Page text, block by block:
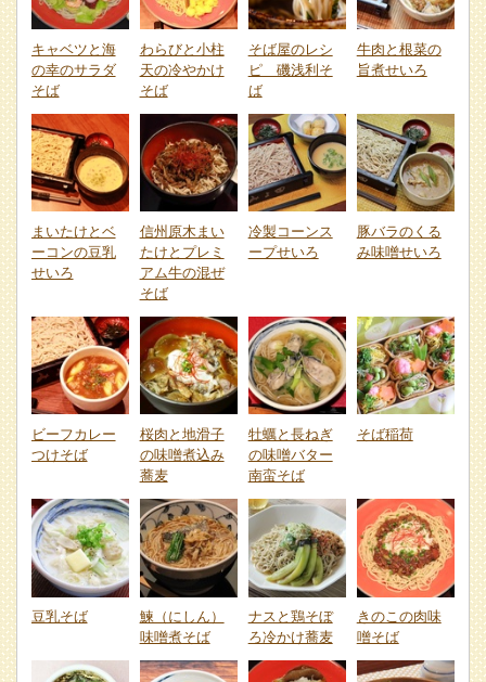
キャベツと海
の幸のサラダ
そば
わらびと小柱
天の冷やかけ
そば
そば屋のレシ
ピ 磯浅利そ
ば
牛肉と根菜の
旨煮せいろ
まいたけとベ
ーコンの豆乳
せいろ
信州原木まい
たけとプレミ
アム牛の混ぜ
そば
冷製コーンス
ープせいろ
豚バラのくる
み味噌せいろ
ビーフカレー
つけそば
桜肉と地滑子
の味噌煮込み
蕎麦
牡蠣と長ねぎ
の味噌バター
南蛮そば
そば稲荷
豆乳そば
鰊（にしん）
味噌煮そば
ナスと鶏そぼ
ろ冷かけ蕎麦
きのこの肉味
噌そば